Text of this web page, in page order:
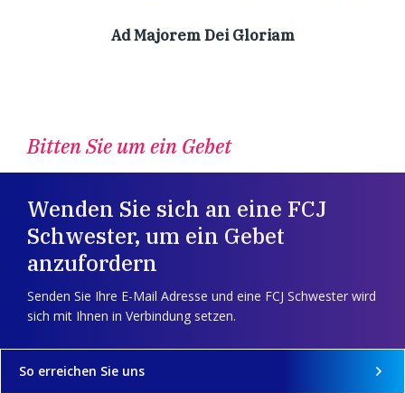
Ad Majorem Dei Gloriam
Bitten Sie um ein Gebet
Wenden Sie sich an eine FCJ
Schwester, um ein Gebet
anzufordern
Senden Sie Ihre E-Mail Adresse und eine FCJ Schwester wird
sich mit Ihnen in Verbindung setzen.
So erreichen Sie uns